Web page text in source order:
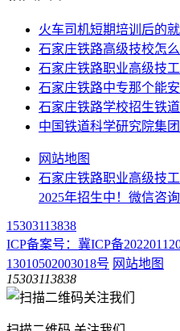
火车司机短期培训后的
石家庄铁路高级技校怎
石家庄铁路职业高级技
石家庄铁路中专那个能
石家庄铁路学校招生铁
中国铁道科学研究院集
网站地图
石家庄铁路职业高级技
2025年招生中！微信咨
15303113838
ICP备案号：冀ICP备
13010502003018号 网站地图
15303113838